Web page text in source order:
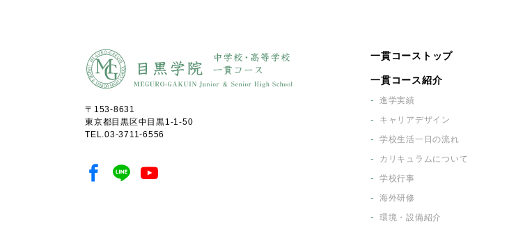
一貫コーストップ
一貫コース紹介
進学実績
キャリアデザイン
学校生活一日の流れ
カリキュラムについて
学校行事
海外研修
環境・設備紹介
〒153-8631
東京都目黒区中目黒1-1-50
TEL.03-3711-6556